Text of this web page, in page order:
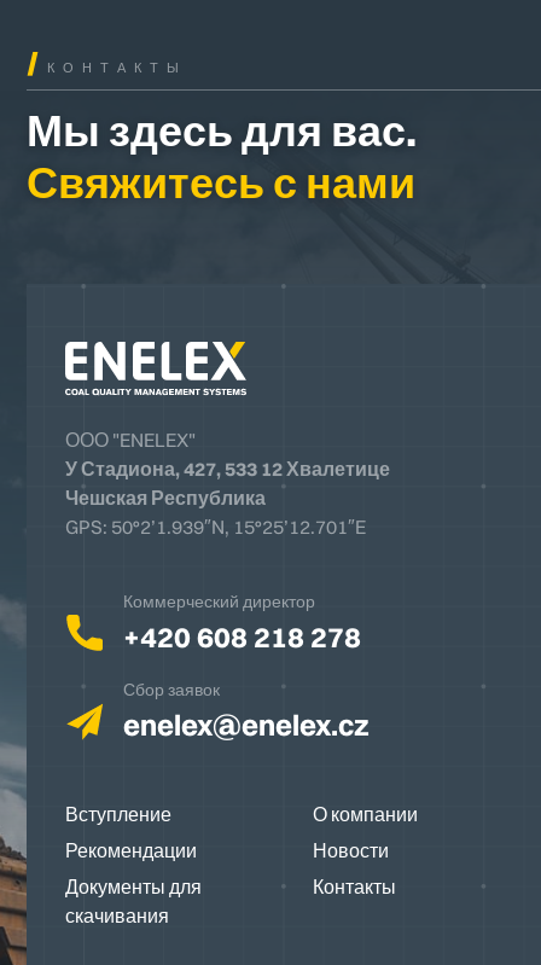
/ КОНТАКТЫ
Мы здесь для вас.
Свяжитесь с нами
ООО "ENELEX"
У Стадиона, 427, 533 12 Хвалетице
Чешская Республика
GPS: 50°2’1.939″N, 15°25’12.701″E
Коммерческий директор
+420 608 218 278
Сбор заявок
enelex@enelex.cz
Вступление
О компании
Рекомендации
Новости
Документы для
скачивания
Контакты